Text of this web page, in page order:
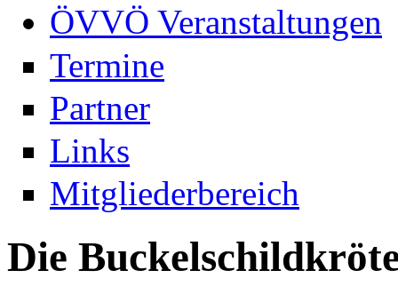
ÖVVÖ Veranstaltungen
Termine
Partner
Links
Mitgliederbereich
Die